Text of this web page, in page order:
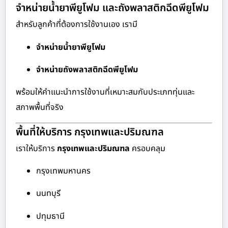
จำหน่ายน้ำยาพียูโฟม และถังพลาสติกฉีดพียูโฟม
สำหรับลูกค้าที่ต้องการใช้งานเอง เรามี
จำหน่ายน้ำยาพียูโฟม
จำหน่ายถังพลาสติกฉีดพียูโฟม
พร้อมให้คำแนะนำการใช้งานที่เหมาะสมกับประเภททุ่นและ
สภาพพื้นที่จริง
พื้นที่ให้บริการ กรุงเทพและปริมณฑล
เราให้บริการ กรุงเทพและปริมณฑล ครอบคลุม
กรุงเทพมหานคร
นนทบุรี
ปทุมธานี